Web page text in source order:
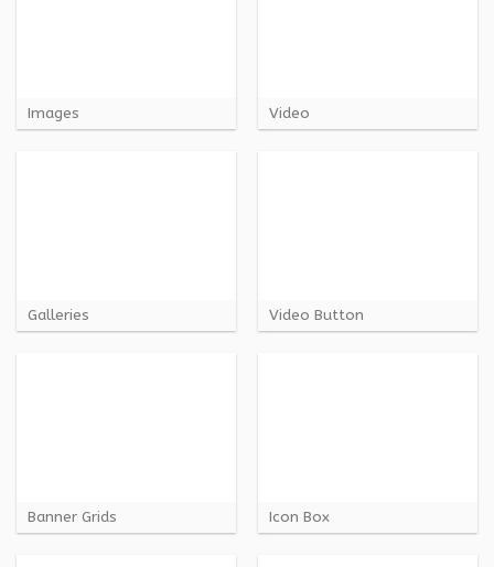
Images Video
Galleries Video Button
Banner Grids Icon Box